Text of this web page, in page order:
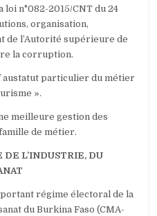
loi n°082-2015/CNT du 24
organisation,
de l’Autorité supérieure de
la corruption.
particulier du métier
».
meilleure gestion des
de métier.
L’INDUSTRIE, DU
portant régime électoral de la
du Burkina Faso (CMA-